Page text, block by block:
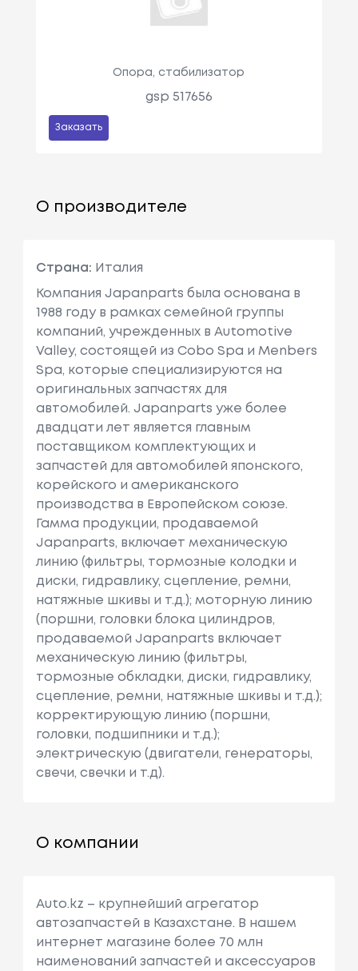
Опора, стабилизатор
gsp 517656
Заказать
О производителе
Страна: Италия
Компания Japanparts была основана в
1988 году в рамках семейной группы
компаний, учрежденных в Automotive
Valley, состоящей из Cobo Spa и Menbers
Spa, которые специализируются на
оригинальных запчастях для
автомобилей. Japanparts уже более
двадцати лет является главным
поставщиком комплектующих и
запчастей для автомобилей японского,
корейского и американского
производства в Европейском союзе.
Гамма продукции, продаваемой
Japanparts, включает механическую
линию (фильтры, тормозные колодки и
диски, гидравлику, сцепление, ремни,
натяжные шкивы и т.д.); моторную линию
(поршни, головки блока цилиндров,
продаваемой Japanparts включает
механическую линию (фильтры,
тормозные обкладки, диски, гидравлику,
сцепление, ремни, натяжные шкивы и т.д.);
корректирующую линию (поршни,
головки, подшипники и т.д.);
электрическую (двигатели, генераторы,
свечи, свечки и т.д).
О компании
Auto.kz – крупнейший агрегатор
автозапчастей в Казахстане. В нашем
интернет магазине более 70 млн
наименований запчастей и аксессуаров